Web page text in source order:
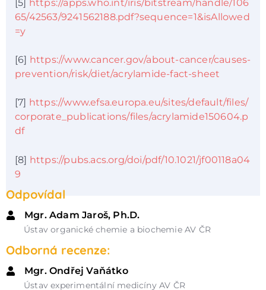
[5] https://apps.who.int/iris/bitstream/handle/106
65/42563/9241562188.pdf?sequence=1&isAllowed
=y
[6] https://www.cancer.gov/about-cancer/causes-
prevention/risk/diet/acrylamide-fact-sheet
[7] https://www.efsa.europa.eu/sites/default/files/
corporate_publications/files/acrylamide150604.p
df
[8] https://pubs.acs.org/doi/pdf/10.1021/jf00118a04
9
Odpovídal
Mgr. Adam Jaroš, Ph.D.
Ústav organické chemie a biochemie AV ČR
Odborná recenze:
Mgr. Ondřej Vaňátko
Ústav experimentální medicíny AV ČR